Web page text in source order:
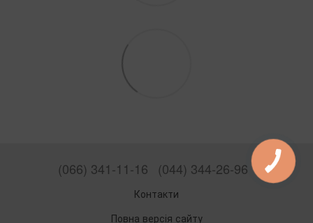
(066) 341-11-16 (044) 344-26-96
Контакти
Повна версія сайту